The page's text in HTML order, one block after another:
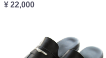
¥ 22,000